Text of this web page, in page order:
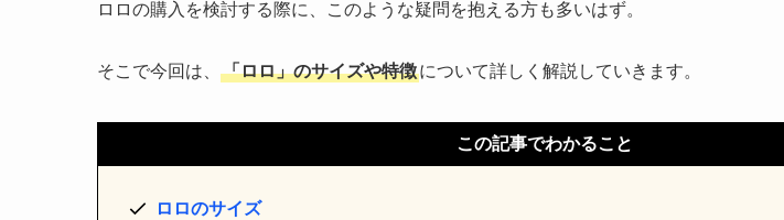
ロロの購入を検討する際に、このような疑問を抱える方も多いはず。
そこで今回は、 「ロロ」のサイズや特徴について詳しく解説していきます。
この記事でわかること
ロロのサイズ